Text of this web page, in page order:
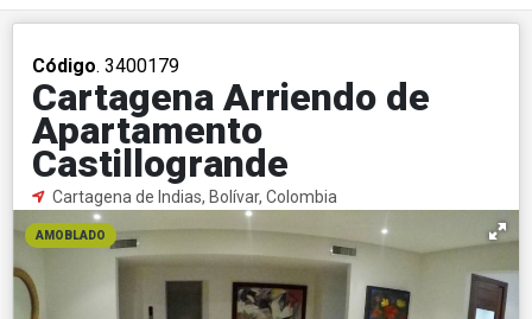
Código. 3400179
Cartagena Arriendo de
Apartamento
Castillogrande
Cartagena de Indias, Bolívar, Colombia
AMOBLADO